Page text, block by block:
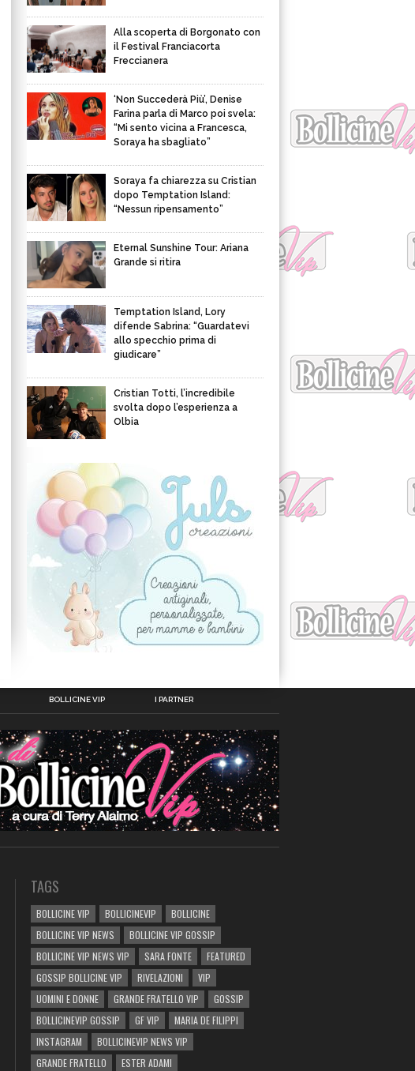
Alla scoperta di Borgonato con
il Festival Franciacorta
Freccianera
‘Non Succederà Più’, Denise
Farina parla di Marco poi svela:
“Mi sento vicina a Francesca,
Soraya ha sbagliato”
Soraya fa chiarezza su Cristian
dopo Temptation Island:
“Nessun ripensamento”
Eternal Sunshine Tour: Ariana
Grande si ritira
Temptation Island, Lory
difende Sabrina: “Guardatevi
allo specchio prima di
giudicare”
Cristian Totti, l’incredibile
svolta dopo l’esperienza a
Olbia
BOLLICINE VIP I PARTNER
TAGS
BOLLICINE VIP BOLLICINEVIP
BOLLICINE
BOLLICINE VIP NEWS
BOLLICINE VIP GOSSIP
BOLLICINE VIP NEWS VIP
SARA FONTE
FEATURED
GOSSIP BOLLICINE VIP
RIVELAZIONI
VIP
UOMINI E DONNE
GRANDE FRATELLO VIP
GOSSIP
BOLLICINEVIP GOSSIP
GF VIP
MARIA DE FILIPPI
INSTAGRAM
BOLLICINEVIP NEWS VIP
GRANDE FRATELLO
ESTER ADAMI